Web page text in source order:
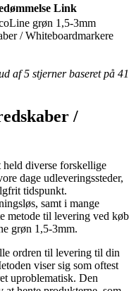
Link
grøn 1,5-3mm
/ Whiteboardmarkere
af 5 stjerner baseret på 41
/
diverse forskellige
dage udleveringssteder,
tidspunkt.
samt i mange
metode til levering ved køb
grøn 1,5-3mm.
ordren til levering til din
viser sig som oftest
uproblematisk. Den